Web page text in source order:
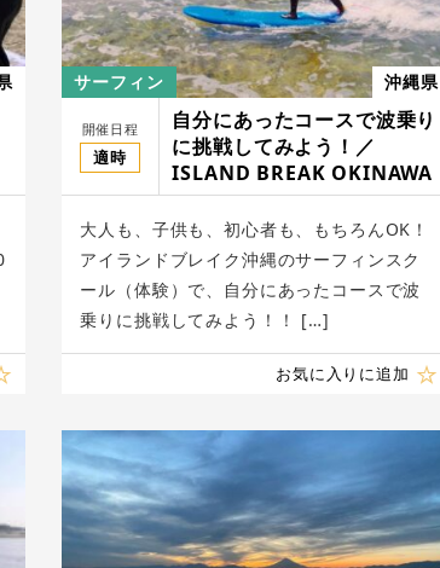
サーフィン 沖縄県
開催日程
適時
自分にあったコースで波乗り
に挑戦してみよう！／
ISLAND BREAK OKINAWA
大人も、子供も、初心者も、もちろんOK！
アイランドブレイク沖縄のサーフィンスク
ール（体験）で、自分にあったコースで波
乗りに挑戦してみよう！！ […]
お気に入りに追加